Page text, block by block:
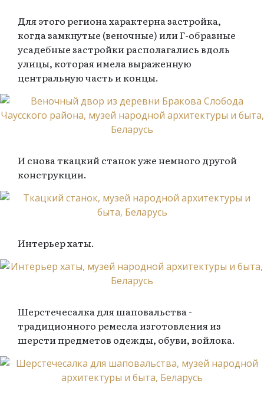
Для этого региона характерна застройка,
когда замкнутые (веночные) или Г-образные
усадебные застройки располагались вдоль
улицы, которая имела выраженную
центральную часть и концы.
И снова ткацкий станок уже немного другой
конструкции.
Интерьер хаты.
Шерстечесалка для шаповальства -
традиционного ремесла изготовления из
шерсти предметов одежды, обуви, войлока.